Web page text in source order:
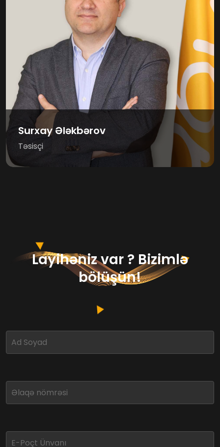
Surxay Ələkbərov
Təsisçi
Layihəniz var ? Bizimlə
bölüşün!